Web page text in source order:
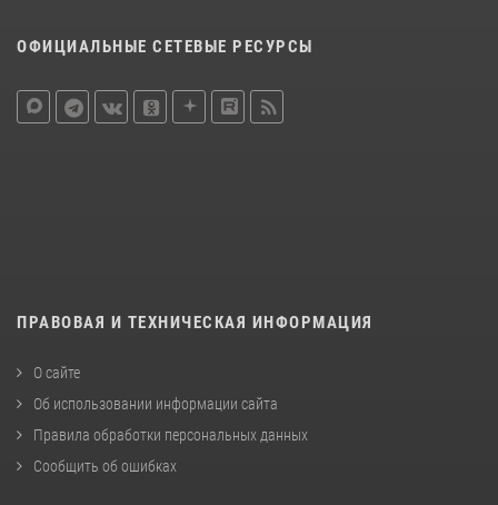
ОФИЦИАЛЬНЫЕ СЕТЕВЫЕ РЕСУРСЫ
ПРАВОВАЯ И ТЕХНИЧЕСКАЯ ИНФОРМАЦИЯ
О сайте
Об использовании информации сайта
Правила обработки персональных данных
Сообщить об ошибках